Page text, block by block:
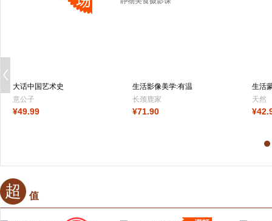
大话中国艺术史
意公子
¥49.99
生活影像美学:有温
度的静物美食摄
长颈鹿家
GiraffeHome 著
¥71.90
生活
天然
¥42
超 值